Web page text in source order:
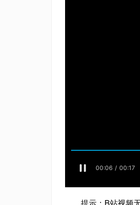
提示：B站视频